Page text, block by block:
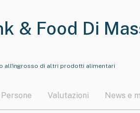
& Food Di
all'ingrosso di altri prodotti alimentari
Persone Valutazioni News e